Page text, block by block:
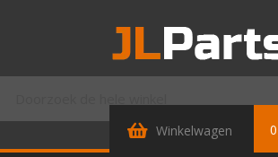
Winkelwagen 0